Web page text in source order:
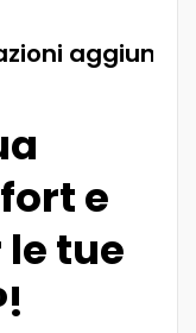
e
tue